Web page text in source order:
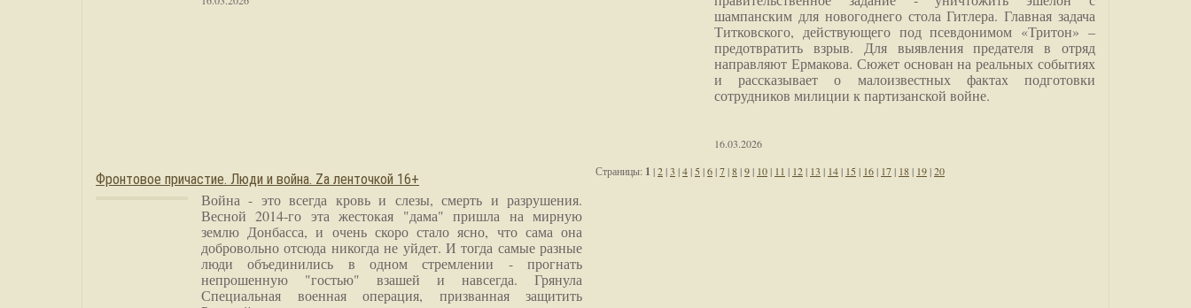
шампанским для новогоднего стола Гитлера. Главная задача
Титковского, действующего под псевдонимом «Тритон» –
предотвратить взрыв. Для выявления предателя в отряд
направляют Ермакова. Сюжет основан на реальных событиях
и рассказывает о малоизвестных фактах подготовки
сотрудников милиции к партизанской войне.
16.03.2026
Фронтовое причастие. Люди и война. Zа ленточкой 16+
Война - это всегда кровь и слезы, смерть и разрушения.
Весной 2014-го эта жестокая "дама" пришла на мирную
землю Донбасса, и очень скоро стало ясно, что сама она
добровольно отсюда никогда не уйдет. И тогда самые разные
люди объединились в одном стремлении - прогнать
непрошенную "гостью" взашей и навсегда. Грянула
Специальная военная операция, призванная защитить
Страницы: 1 |2|3 |4| 5 |6|7|8|9| 10| 11 | 12| 13 | 14| 15 | 16| 17| 18| 19|20